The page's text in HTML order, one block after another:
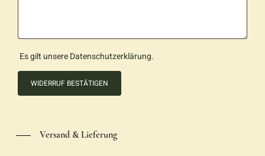
Es gilt unsereDatenschutzerklärung.
WIDERRUF BESTÄTIGEN
Versand & Lieferung